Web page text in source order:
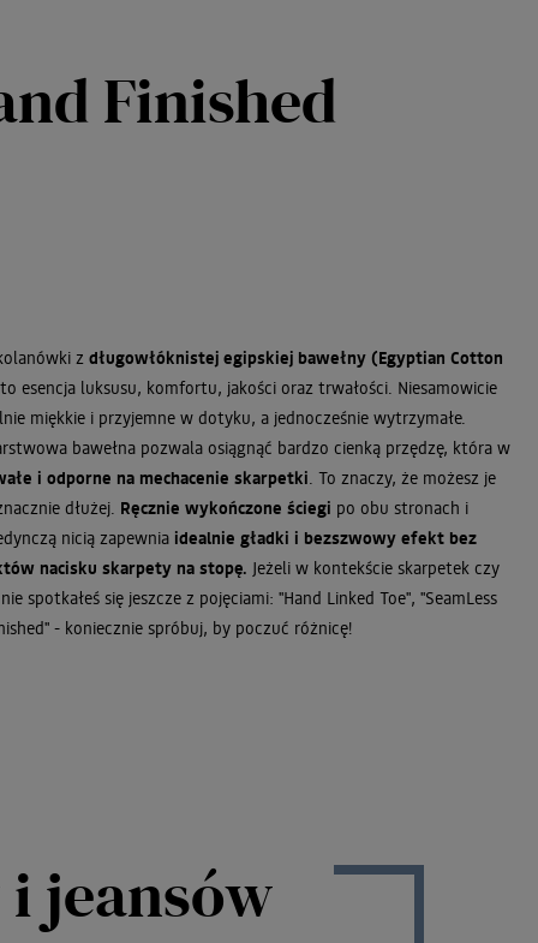
Finished
zdługowłóknistej egipskiej bawełny (Egyptian Cotton
to esencja luksusu, komfortu, jakości oraz trwałości. Niesamowicie
miękkie i przyjemne w dotyku, a jednocześnie wytrzymałe.
bawełna pozwala osiągnąć bardzo cienką przędzę, która w
i odporne na mechacenie skarpetki . To znaczy, że możesz je
dłużej. Ręcznie wykończone ściegi po obu stronach i
nicią zapewnia idealnie gładki i bezszwowy efekt bez
nacisku skarpety na stopę. Jeżeli w kontekście skarpetek czy
spotkałeś się jeszcze z pojęciami: "Hand Linked Toe", "SeamLess
- koniecznie spróbuj, by poczuć różnicę!
jeansów